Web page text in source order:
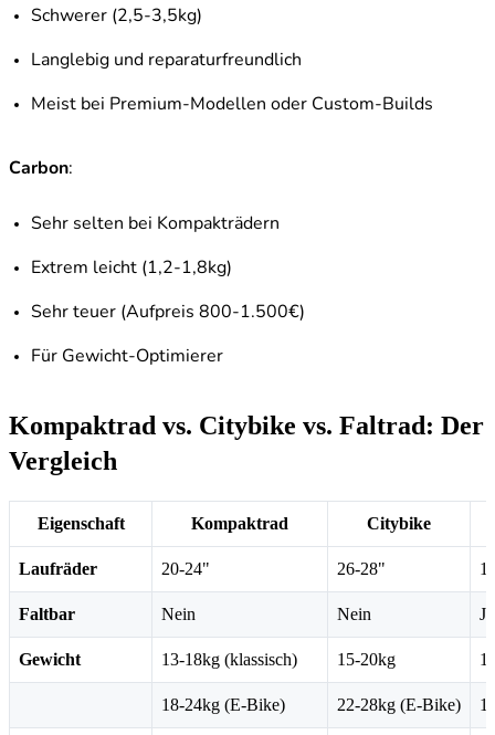
Schwerer (2,5-3,5kg)
Langlebig und reparaturfreundlich
Meist bei Premium-Modellen oder Custom-Builds
Carbon:
Sehr selten bei Kompakträdern
Extrem leicht (1,2-1,8kg)
Sehr teuer (Aufpreis 800-1.500€)
Für Gewicht-Optimierer
Kompaktrad vs. Citybike vs. Faltrad: Der
Vergleich
Eigenschaft Kompaktrad Citybike
Laufräder 20-24" 26-28"
Faltbar Nein Nein
Gewicht 13-18kg (klassisch) 15-20kg
18-24kg (E-Bike) 22-28kg (E-Bike)